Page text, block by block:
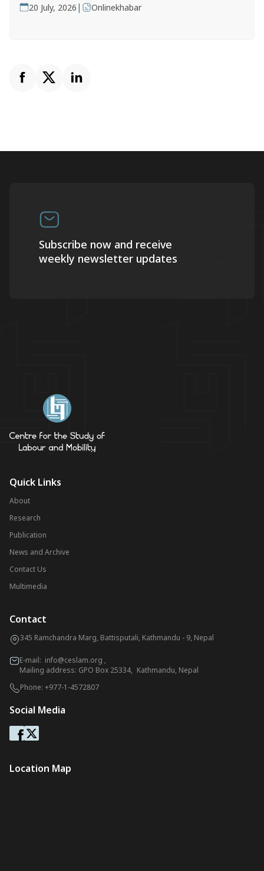
20 July, 2026 | Onlinekhabar
Subscribe now and receive
weekly newsletter updates
Quick Links
About
Research
Publication
News and Archive
Contact Us
Multimedia
Contact
345 Ramchandra Marg, Battisputali, Kathmandu - 9, Nepal
E-mail: info@ceslam.org ,
Mailing address: GPO Box 25334, Kathmandu, Nepal
Phone: +977-1-4572807
Social Media
Location Map